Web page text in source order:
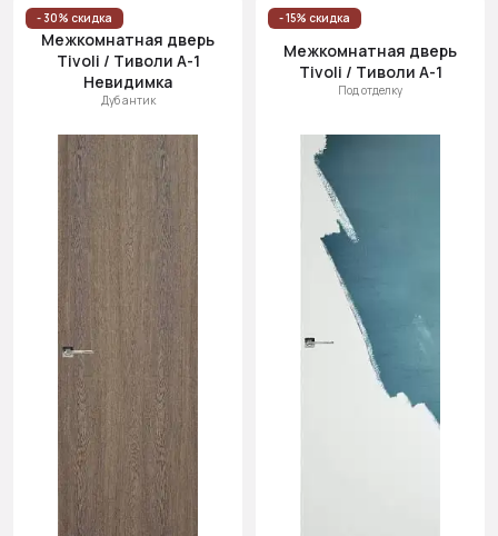
- 30% скидка
Межкомнатная дверь
Tivoli / Тиволи А-1
Невидимка
Дуб антик
- 15% скидка
Межкомнатная дверь
Tivoli / Тиволи А-1
Под отделку